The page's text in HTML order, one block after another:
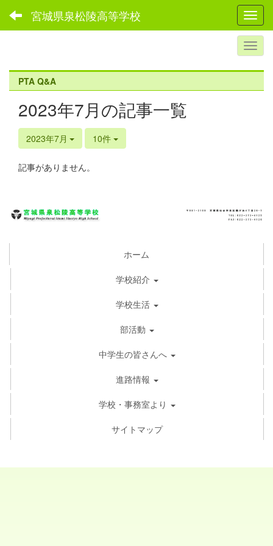
宮城県泉松陵高等学校
PTA Q&A
2023年7月の記事一覧
2023年7月 10件
記事がありません。
ホーム
学校紹介
学校生活
部活動
中学生の皆さんへ
進路情報
学校・事務室より
サイトマップ